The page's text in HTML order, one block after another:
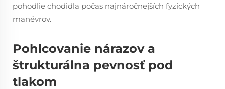
pohodlie chodidla počas najnáročnejších fyzických
manévrov.
Pohlcovanie nárazov a
štrukturálna pevnosť pod
tlakom